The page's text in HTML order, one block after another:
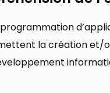
la création et/